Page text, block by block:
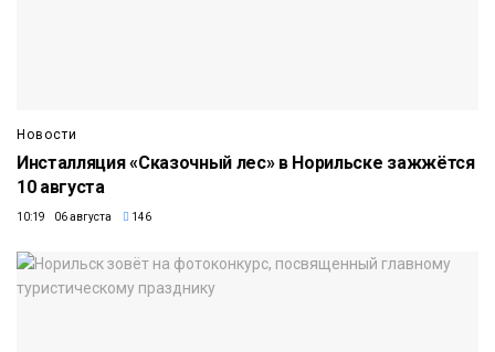
Новости
Инсталляция «Сказочный лес» в Норильске зажжётся
10 августа
10:19 06 августа 146